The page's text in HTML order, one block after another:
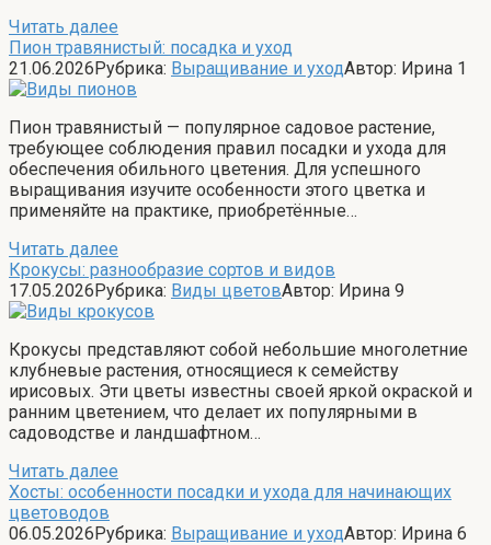
Читать далее
Пион травянистый: посадка и уход
21.06.2026Рубрика: Выращивание и уходАвтор: Ирина 1
Пион травянистый — популярное садовое растение,
требующее соблюдения правил посадки и ухода для
обеспечения обильного цветения. Для успешного
выращивания изучите особенности этого цветка и
применяйте на практике, приобретённые…
Читать далее
Крокусы: разнообразие сортов и видов
17.05.2026Рубрика: Виды цветовАвтор: Ирина 9
Крокусы представляют собой небольшие многолетние
клубневые растения, относящиеся к семейству
ирисовых. Эти цветы известны своей яркой окраской и
ранним цветением, что делает их популярными в
садоводстве и ландшафтном…
Читать далее
Хосты: особенности посадки и ухода для начинающих
цветоводов
06.05.2026Рубрика: Выращивание и уходАвтор: Ирина 6